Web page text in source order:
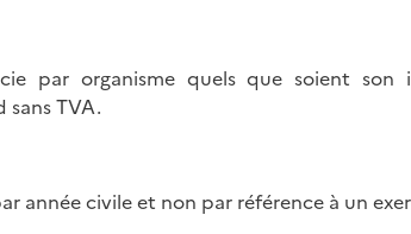
par organisme quels que soient
sans TVA.
année civile et non par référence à un